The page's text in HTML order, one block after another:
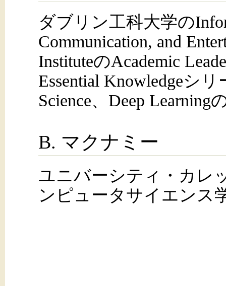
ダブリン工科大学の
Communication, and
InstituteのAcademic
Essential Knowledgeシ
Science、Deep Learning
B. マクナミー
ユニバーシティ・カレ
ンピュータサイエンス